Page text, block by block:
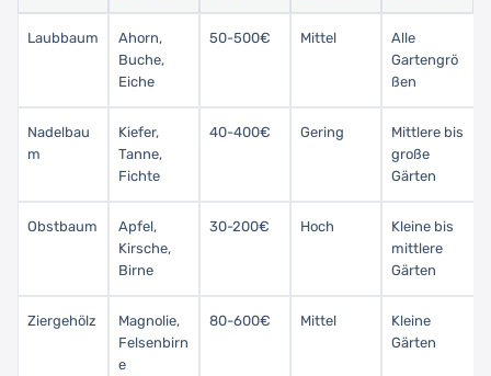
Laubbaum
Ahorn,
Buche,
Eiche
50-500€ Mittel
Alle
Gartengrö
ßen
Nadelbau
m
Kiefer,
Tanne,
Fichte
40-400€ Gering
Mittlere bis
große
Gärten
Obstbaum
Apfel,
Kirsche,
Birne
30-200€ Hoch
Kleine bis
mittlere
Gärten
Ziergehölz
Magnolie,
Felsenbirn
e
80-600€ Mittel
Kleine
Gärten